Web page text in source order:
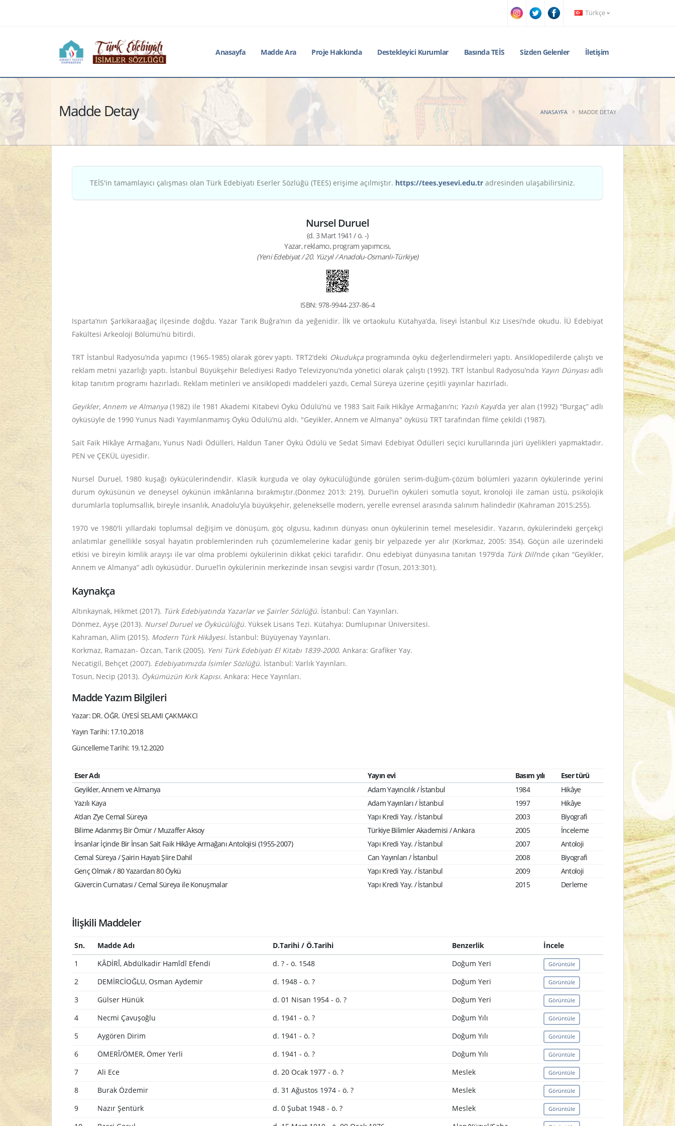
Türkçe
Anasayfa Madde Ara Proje Hakkında Destekleyici Kurumlar Basında TEİS Sizden Gelenler İletişim
Madde Detay ANASAYFA MADDE DETAY
TEİS'in tamamlayıcı çalışması olan Türk Edebiyatı Eserler Sözlüğü (TEES) erişime açılmıştır. https://tees.yesevi.edu.tr adresinden ulaşabilirsiniz.
Nursel Duruel
(d. 3 Mart 1941 / ö. -)
Yazar, reklamcı, program yapımcısı,
(Yeni Edebiyat / 20. Yüzyıl / Anadolu-Osmanlı-Türkiye)
ISBN: 978-9944-237-86-4
Isparta’nın Şarkikaraağaç ilçesinde doğdu. Yazar Tarık Buğra’nın da yeğenidir. İlk ve ortaokulu Kütahya’da, liseyi İstanbul Kız Lisesi’nde okudu. İÜ Edebiyat
Fakültesi Arkeoloji Bölümü’nü bitirdi.
TRT İstanbul Radyosu’nda yapımcı (1965-1985) olarak görev yaptı. TRT2’deki Okudukçaprogramında öykü değerlendirmeleri yaptı. Ansiklopedilerde çalıştı ve
reklam metni yazarlığı yaptı. İstanbul Büyükşehir Belediyesi Radyo Televizyonu’nda yönetici olarak çalıştı (1992). TRT İstanbul Rad­yo­su’nda Ya­yın Dün­ya­sıadlı
ki­tap tanıtım programı hazırladı. Reklam metinleri ve ansiklopedi maddeleri yazdı, Cemal Süreya üzerine çeşitli yayınlar hazırladı.
Ge­yik­ler, Annem ve Almanya (1982) ile 1981 Akademi Ki­­­tabevi Öy­kü Ödülü’nü ve 1983 Sait Faik Hikâye Ar­ma­ğa­nı’nı; Yazılı Ka­ya’da yer alan (1992) “Burgaç” adlı
öy­kü­süyle de 1990 Yu­nus Na­di Yayımlanmamış Öykü Ödülü’nü aldı. "Ge­yik­ler, Annem ve Almanya" öyküsü TRT tarafından filme çekildi (1987).
Sait Faik Hikâye Armağanı, Yunus Nadi Ödülleri, Haldun Taner Öykü Ödülü ve Sedat Simavi Edebiyat Ödülleri seçici kurullarında jüri üyelikleri yapmaktadır.
PEN ve ÇEKÜL üyesidir.
Nursel Duruel, 1980 kuşağı öykücülerindendir. Klasik kurguda ve olay öykücülüğünde görülen serim-düğüm-çözüm bölümleri yazarın öykülerinde yerini
durum öyküsünün ve deneysel öykünün imkânlarına bırakmıştır.(Dönmez 2013: 219). Duruel’in öyküleri somutla soyut, kronoloji ile zaman üstü, psikolojik
durumlarla toplumsallık, bireyle insanlık, Anadolu’yla büyükşehir, gelenekselle modern, yerelle evrensel arasında salınım halindedir (Kahraman 2015:255).
1970 ve 1980'li yıllardaki toplumsal değişim ve dönüşüm, göç olgusu, kadının dünyası onun öykülerinin temel meselesidir. Yazarın, öykülerindeki gerçekçi
anlatımlar genellikle sosyal hayatın problemlerinden ruh çözümlemelerine kadar geniş bir yelpazede yer alır (Korkmaz, 2005: 354). Göçün aile üzerindeki
etkisi ve bireyin kimlik arayışı ile var olma problemi öykülerinin dikkat çekici tarafıdır. Onu edebiyat dünyasına tanıtan 1979’da Türk Dili’nde çıkan “Geyikler,
Annem ve Almanya” adlı öyküsüdür. Duruel’in öykülerinin merkezinde insan sevgisi vardır (Tosun, 2013:301).
Kaynakça
Altınkaynak, Hikmet (2017). Türk Edebiyatında Yazarlar ve Şairler Sözlüğü. İstanbul: Can Yayınları.
Dönmez, Ayşe (2013). Nursel Duruel ve Öykücülüğü. Yüksek Lisans Tezi. Kütahya: Dumlupınar Üniversitesi.
Kahraman, Alim (2015). Modern Türk Hikâyesi. İstanbul: Büyüyenay Yayınları.
Korkmaz, Ramazan- Özcan, Tarık (2005). Yeni Türk Edebiyatı El Kitabı 1839-2000. Ankara: Grafiker Yay.
Necatigil, Behçet (2007). Edebiyatımızda İsimler Sözlüğü. İstanbul: Varlık Yayınları.
Tosun, Necip (2013). Öykümüzün Kırk Kapısı. Ankara: Hece Yayınları.
Madde Yazım Bilgileri
Yazar: DR. ÖĞR. ÜYESİ SELAMI ÇAKMAKCI
Yayın Tarihi: 17.10.2018
Güncelleme Tarihi: 19.12.2020
Eser Adı Yayın evi Basım yılı
Eser türü
Geyikler, Annem ve Almanya
Adam Yayıncılık / İstanbul 1984
Hikâye
Yazılı Kaya
Adam Yayınları / İstanbul 1997
Hikâye
A’dan Z’ye Cemal Süreya
Yapı Kredi Yay. / İstanbul 2003
Biyografi
Bilime Adanmış Bir Ömür / Muzaffer Aksoy
Türkiye Bilimler Akademisi / Ankara 2005
İnceleme
İnsanlar İçinde Bir İnsan Sait Faik Hikâye Armağanı Antolojisi (1955-2007)
Yapı Kredi Yay. / İstanbul 2007
Antoloji
Cemal Süreya / Şairin Hayatı Şiire Dahil
Can Yayınları / İstanbul 2008
Biyografi
Genç Olmak / 80 Yazardan 80 Öykü
Yapı Kredi Yay. / İstanbul 2009
Antoloji
Güvercin Curnatası / Cemal Süreya ile Konuşmalar
Yapı Kredi Yay. / İstanbul 2015 Derleme
İlişkili Maddeler
Sn. Madde Adı D.Tarihi / Ö.Tarihi Benzerlik
İncele
1
KÂDİRÎ, Abdülkadir Hamîdî Efendi d. ? - ö. 1548 Doğum Yeri Görüntüle
2 DEMİRCİOĞLU, Osman Aydemir d. 1948 - ö. ? Doğum Yeri Görüntüle
3 Gülser Hünük d. 01 Nisan 1954 - ö. ? Doğum Yeri Görüntüle
4 Necmi Çavuşoğlu d. 1941 - ö. ? Doğum Yılı Görüntüle
5 Aygören Dirim d. 1941 - ö. ? Doğum Yılı Görüntüle
6 ÖMERÎ/ÖMER, Ömer Yerli d. 1941 - ö. ? Doğum Yılı Görüntüle
7 Ali Ece d. 20 Ocak 1977 - ö. ? Meslek Görüntüle
8 Burak Özdemir d. 31 Ağustos 1974 - ö. ? Meslek Görüntüle
9 Nazır Şentürk d. 0 Şubat 1948 - ö. ? Meslek Görüntüle